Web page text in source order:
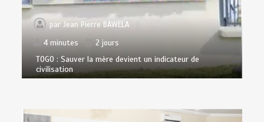
parJean Pierre BAWELA
4 minutes
2 jours
TOGO : Sauver la mère devient un indicateur de
civilisation